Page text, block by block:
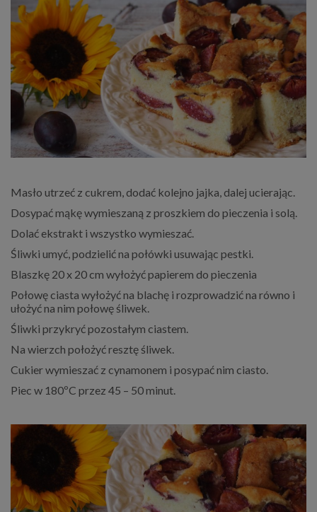
Masło utrzeć z cukrem, dodać kolejno jajka, dalej ucierając.
Dosypać mąkę wymieszaną z proszkiem do pieczenia i solą.
Dolać ekstrakt i wszystko wymieszać.
Śliwki umyć, podzielić na połówki usuwając pestki.
Blaszkę 20 x 20 cm wyłożyć papierem do pieczenia
Połowę ciasta wyłożyć na blachę i rozprowadzić na równo i
ułożyć na nim połowę śliwek.
Śliwki przykryć pozostałym ciastem.
Na wierzch położyć resztę śliwek.
Cukier wymieszać z cynamonem i posypać nim ciasto.
Piec w 180ºC przez 45 – 50 minut.